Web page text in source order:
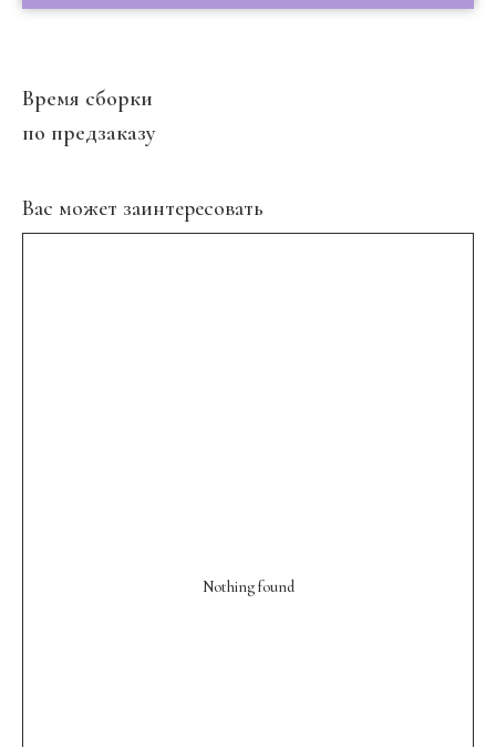
Время сборки
по предзаказу
Вас может заинтересовать
Nothing found